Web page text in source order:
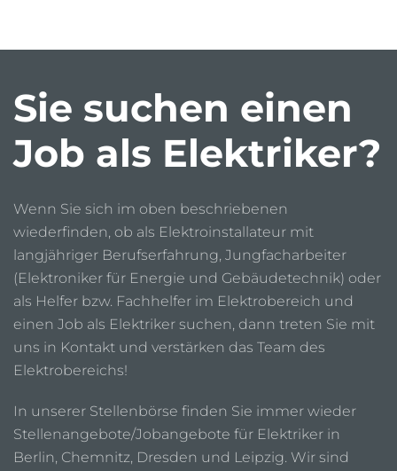
Sie suchen einen
Job als Elektriker?
Wenn Sie sich im oben beschriebenen
wiederfinden, ob als Elektroinstallateur mit
langjähriger Berufserfahrung, Jungfacharbeiter
(Elektroniker für Energie und Gebäudetechnik) oder
als Helfer bzw. Fachhelfer im Elektrobereich und
einen Job als Elektriker suchen, dann treten Sie mit
uns in Kontakt und verstärken das Team des
Elektrobereichs!
In unserer Stellenbörse finden Sie immer wieder
Stellenangebote/Jobangebote für Elektriker in
Berlin, Chemnitz, Dresden und Leipzig. Wir sind